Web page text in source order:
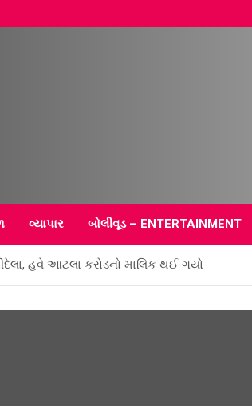
વ્યાપાર બોલીવૂડ – ENTERTAINMENT
હવે આટલા કરોડનો માલિક થઈ ગયો